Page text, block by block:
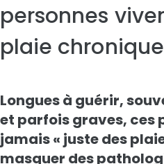
personnes
plaie chronique
Longues à guérir,
et parfois graves, ces
jamais « juste des
masquer des